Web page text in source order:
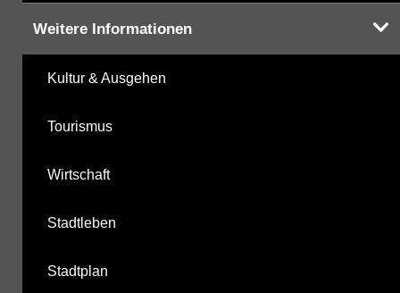
Weitere Informationen
Kultur & Ausgehen
Tourismus
Wirtschaft
Stadtleben
Stadtplan